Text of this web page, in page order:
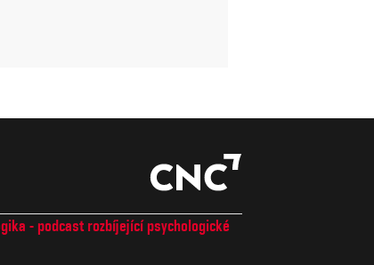
- podcast rozbíjející psychologické